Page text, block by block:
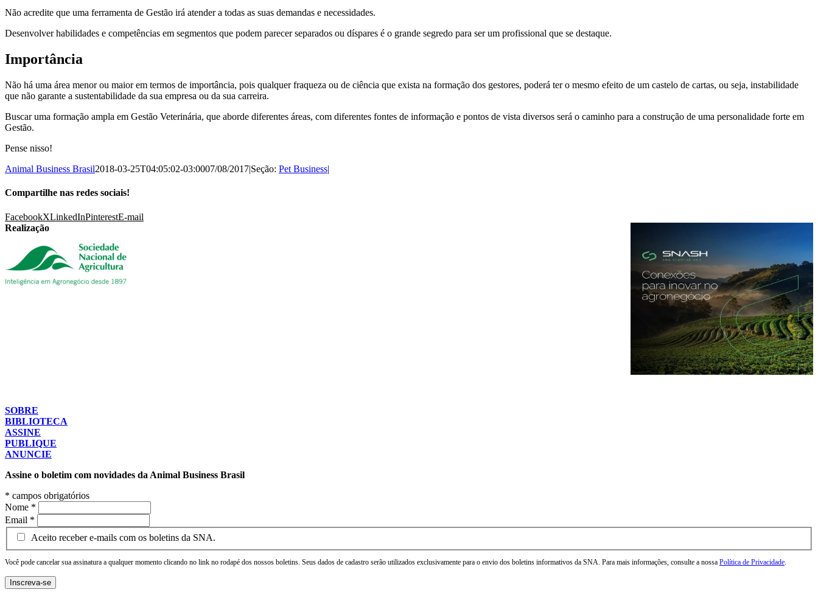
Não acredite que uma ferramenta de Gestão irá atender a todas as suas demandas e necessidades.
Desenvolver habilidades e competências em segmentos que podem parecer separados ou díspares é o grande segredo para ser um profissional que se destaque.
Importância
Não há uma área menor ou maior em termos de importância, pois qualquer fraqueza ou de ciência que exista na formação dos gestores, poderá ter o mesmo efeito de um castelo de cartas, ou seja, instabilidade
que não garante a sustentabilidade da sua empresa ou da sua carreira.
Buscar uma formação ampla em Gestão Veterinária, que aborde diferentes áreas, com diferentes fontes de informação e pontos de vista diversos será o caminho para a construção de uma personalidade forte em
Gestão.
Pense nisso!
Animal Business Brasil2018-03-25T04:05:02-03:0007/08/2017|Seção: Pet Business|
Compartilhe nas redes sociais!
FacebookXLinkedInPinterestE-mail
Realização
SOBRE
BIBLIOTECA
ASSINE
PUBLIQUE
ANUNCIE
Assine o boletim com novidades da Animal Business Brasil
* campos obrigatórios
Nome *
Email *
Aceito receber e-mails com os boletins da SNA.
Você pode cancelar sua assinatura a qualquer momento clicando no link no rodapé dos nossos boletins. Seus dados de cadastro serão utilizados exclusivamente para o envio dos boletins informativos da SNA. Para mais informações, consulte a nossa Política de Privacidade.